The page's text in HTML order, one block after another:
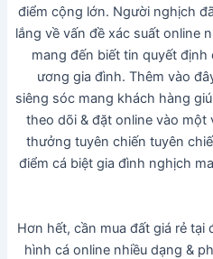
điểm cộng lớn. Người nghịch
lắng về vấn đề xác suất online
mang đến biết tin quyết
ương gia đình. Thêm vào
siêng sóc mang khách hàng
theo dõi & đặt online vào một
thưởng tuyên chiến tuyên
điểm cá biệt gia đình nghịch
Hơn hết, cần mua đất giá rẻ
hình cá online nhiều dạng &